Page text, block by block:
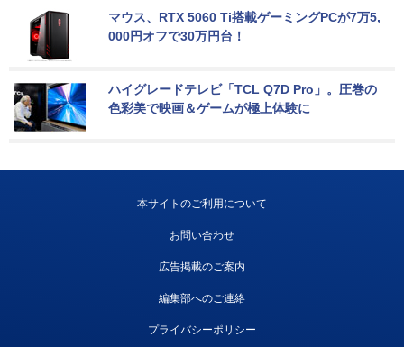
マウス、RTX 5060 Ti搭載ゲーミングPCが7万5,
000円オフで30万円台！
ハイグレードテレビ「TCL Q7D Pro」。圧巻の
色彩美で映画＆ゲームが極上体験に
本サイトのご利用について
お問い合わせ
広告掲載のご案内
編集部へのご連絡
プライバシーポリシー